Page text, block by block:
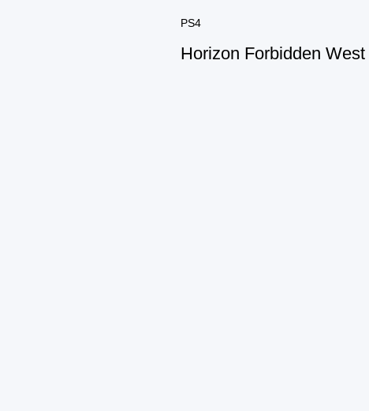
PS4
Horizon Forbidden West